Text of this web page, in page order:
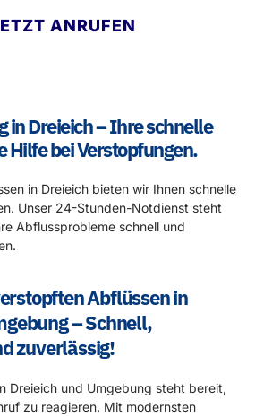
ANRUFEN
in Dreieich – Ihre schnelle
Hilfe bei Verstopfungen.
in Dreieich bieten wir Ihnen schnelle
Unser 24-Stunden-Notdienst steht
Abflussprobleme schnell und
Abflüssen in
– Schnell,
zuverlässig!
Dreieich und Umgebung steht bereit,
zu reagieren. Mit modernsten